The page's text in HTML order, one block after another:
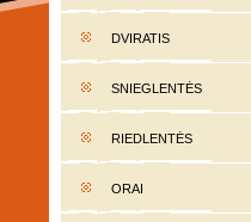
DVIRATIS
SNIEGLENTĖS
RIEDLENTĖS
ORAI